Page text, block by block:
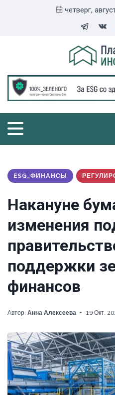
четверг,
ESG_ФИНАНСЫ
Накануне
изменения
поддержки
финансов
Автор: Анна Алексеева 19 Окт.